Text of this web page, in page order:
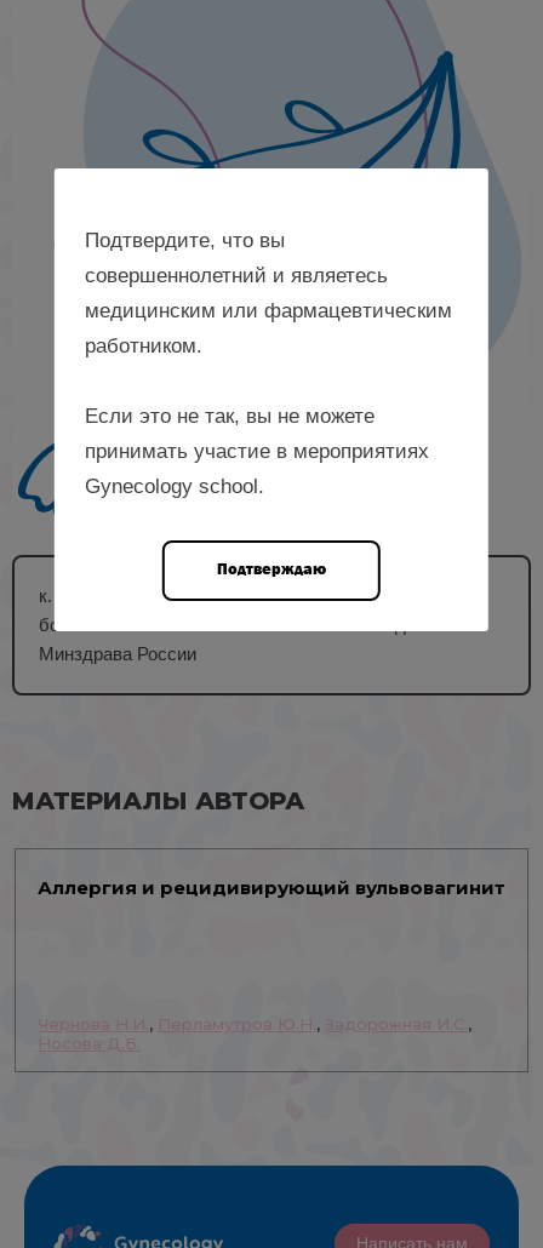
к. м. н., ассистент кафедры кожных и венерических
болезней ФГБОУ ВО «МГМСУ им. А.И. Евдокимова»
Минздрава России
МАТЕРИАЛЫ АВТОРА
Аллергия и рецидивирующий вульвовагинит
Чернова Н.И. , Перламутров Ю.Н. , Задорожная И.С. ,
Носова Д.Б.
Написать нам
Подтвердите, что вы
совершеннолетний и являетесь
медицинским или фармацевтическим
работником.
Если это не так, вы не можете
принимать участие в мероприятиях
Gynecology school.
Подтверждаю